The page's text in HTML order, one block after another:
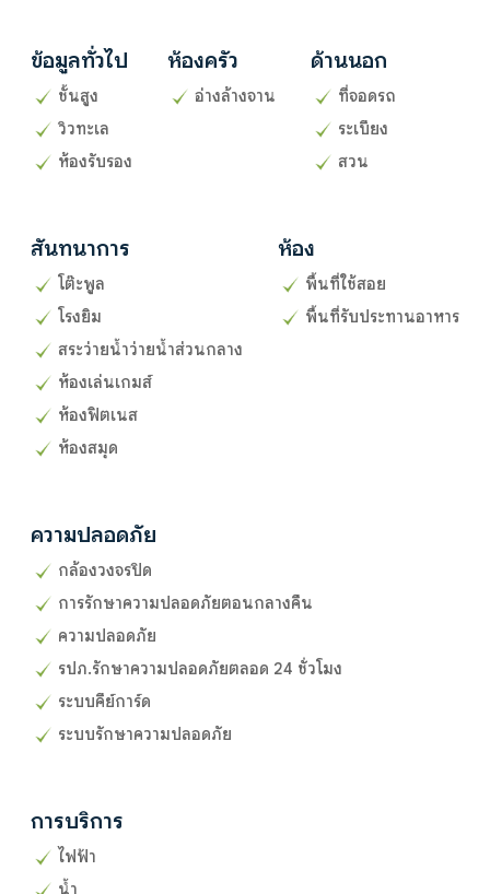
ข้อมูลทั่วไป
ชั้นสูง
วิวทะเล
ห้องรับรอง
ห้องครัว
อ่างล้างจาน
ด้านนอก
ที่จอดรถ
ระเบียง
สวน
สันทนาการ
โต๊ะพูล
โรงยิม
สระว่ายน้ำว่ายน้ำส่วนกลาง
ห้องเล่นเกมส์
ห้องฟิตเนส
ห้องสมุด
ห้อง
พื้นที่ใช้สอย
พื้นที่รับประทานอาหาร
ความปลอดภัย
กล้องวงจรปิด
การรักษาความปลอดภัยตอนกลางคืน
ความปลอดภัย
รปภ.รักษาความปลอดภัยตลอด 24 ชั่วโมง
ระบบคีย์การ์ด
ระบบรักษาความปลอดภัย
การบริการ
ไฟฟ้า
น้ำ